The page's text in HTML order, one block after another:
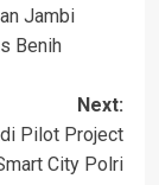
Jambi
Benih
Next:
Pilot Project
City Polri